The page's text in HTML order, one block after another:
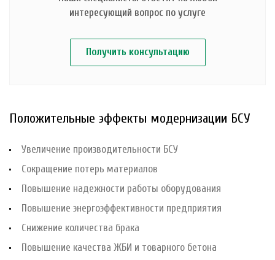
интересующий вопрос по услуге
Получить консультацию
Положительные эффекты модернизации БСУ
Увеличение производительности БСУ
Сокращение потерь материалов
Повышение надежности работы оборудования
Повышение энергоэффективности предприятия
Снижение количества брака
Повышение качества ЖБИ и товарного бетона